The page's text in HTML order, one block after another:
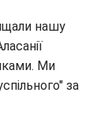
нашу
Ми
за